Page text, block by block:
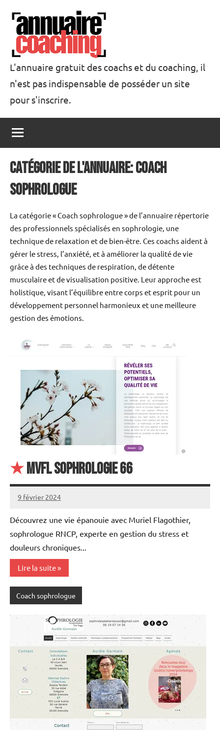
contenu
Annuaire
Coaching
L'annuaire gratuit des coachs et du coaching, il
n'est pas indispensable de posséder un site
pour s'inscrire.
catégorie de l'annuaire: Coach
sophrologue
La catégorie « Coach sophrologue » de l’annuaire répertorie
des professionnels spécialisés en sophrologie, une
technique de relaxation et de bien-être. Ces coachs aident à
gérer le stress, l’anxiété, et à améliorer la qualité de vie
grâce à des techniques de respiration, de détente
musculaire et de visualisation positive. Leur approche est
holistique, visant l’équilibre entre corps et esprit pour un
développement personnel harmonieux et une meilleure
gestion des émotions.
★MVFL SOPHROLOGIE 66
9 février 2024
annuairecoaching
Découvrez une vie épanouie avec Muriel Flagothier,
sophrologue RNCP, experte en gestion du stress et
douleurs chroniques...
Lire la suite
Coach sophrologue